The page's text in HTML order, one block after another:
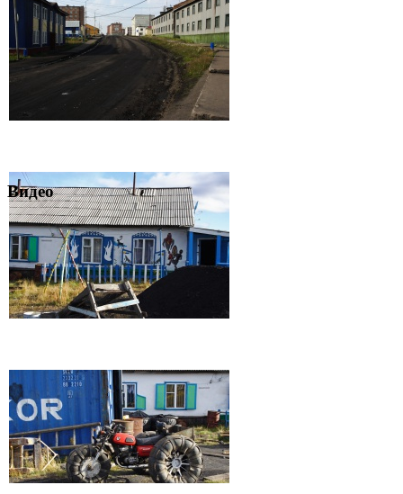
Видео